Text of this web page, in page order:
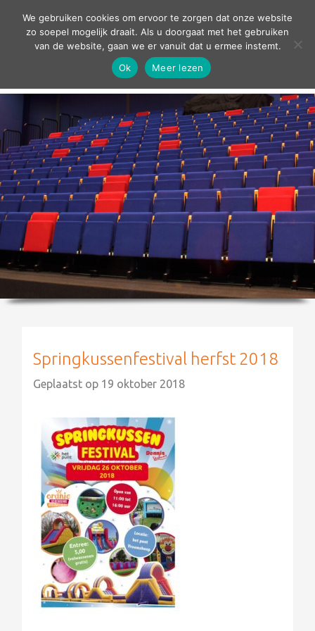
contact
agenda
theater
sport
grand café
zakelijk
over ons
Springkussenfestival herfst 2018
Geplaatst op 19 oktober 2018
We gebruiken cookies om ervoor te zorgen dat onze website
zo soepel mogelijk draait. Als u doorgaat met het gebruiken
van de website, gaan we er vanuit dat u ermee instemt.
Ok
Meer lezen